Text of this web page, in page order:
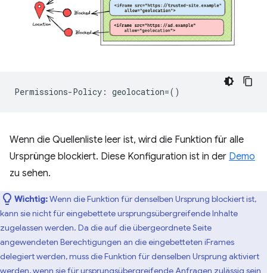
Wenn die Quellenliste leer ist, wird die Funktion für alle
Ursprünge blockiert. Diese Konfiguration ist in der Demo
zu sehen.
Wichtig:Wenn die Funktion für denselben Ursprung blockiert ist,
kann sie nicht für eingebettete ursprungsübergreifende Inhalte
zugelassen werden. Da die auf die übergeordnete Seite
angewendeten Berechtigungen an die eingebetteten iFrames
delegiert werden, muss die Funktion für denselben Ursprung aktiviert
werden, wenn sie für ursprungsübergreifende Anfragen zulässig sein